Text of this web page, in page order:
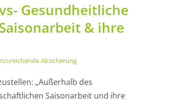
Gesundheitliche
& ihre
Absicherung
„Außerhalb des
Saisonarbeit und ihre